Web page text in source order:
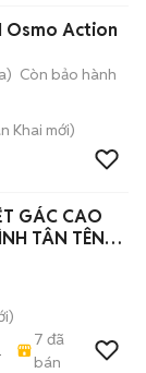
Osmo Action
Còn bảo hành
Khai mới)
GÁC CAO
TÂN TÊN
7 đã
bán